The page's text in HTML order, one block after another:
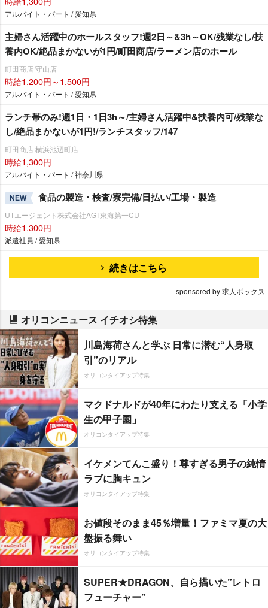
アルバイト・パート / 愛知県
主婦さん活躍中のホールスタッフ!週2日～&3h～OK/残業なし/扶
養内OK/絶品まかないが1円/町田商店/ラーメン店のホール
町田商店 守山店
時給1,200円～1,500円
アルバイト・パート / 愛知県
ランチ帯のみ!週1日・1日3h～/主婦さん活躍中&扶養内可/残業な
し/絶品まかないが1円!/ランチスタッフ/147
町田商店 横浜池辺町店
時給1,300円
アルバイト・パート / 神奈川県
NEW 食品の製造・検査/寮完備/日払い/工場・製造
UTエージェント株式会社AGT東海第一CU
時給1,300円
派遣社員 / 愛知県
続きはこちら
sponsored by 求人ボックス
オリコンニュース イチオシ特集
川島海荷さんと学ぶ 日常に潜む“人身取
引”のリアル
オリコンタイアップ特集
マクドナルドが40年にわたり支える「小学
生の甲子園」
オリコンタイアップ特集
イケメンてんこ盛り！尊すぎる男子の純情
ラブに胸キュン
オリコンタイアップ特集
お値段そのまま45％増量！ファミマ夏の大
盤振る舞い
オリコンタイアップ特集
SUPER★DRAGON、自ら描いた”レトロ
フューチャー”